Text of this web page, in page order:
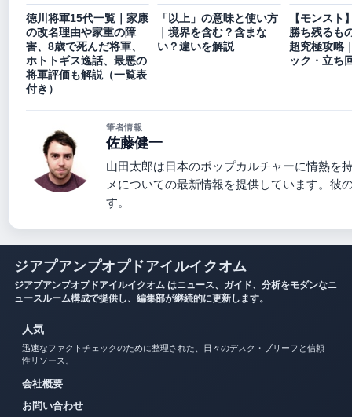
徳川将軍15代一覧｜家康
の改名理由や家重の障
害、8歳で死んだ将軍、
ホトトギス逸話、最悪の
将軍評価も解説（一覧表
付き）
「以上」の意味と使い方
｜境界を含む？含まな
い？違いを解説
【モンスト
勝ち残るも
超究極攻略
ック・立ち
筆者情報
佐藤健一
山田太郎は日本のポップカルチャーに情熱を
メについての最新情報を提供しています。彼
す。
ジアプアンプオプドアイルイクオム
ジアプアンプオプドアイルイクオム はニュース、ガイド、分析をモダンなニ
ュースルーム構成で提供し、編集部が継続的に更新します。
人気
迅速なファクトチェックのために整理された、日々のデスク・ブリーフと信頼
性リソース。
会社概要
お問い合わせ